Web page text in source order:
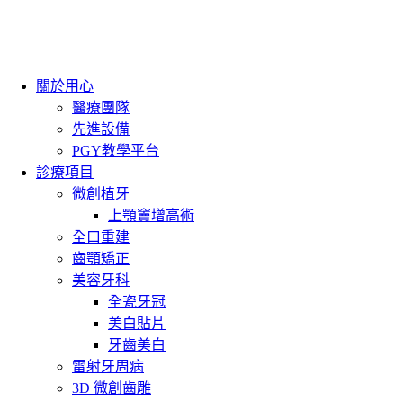
關於用心
醫療團隊
先進設備
PGY教學平台
診療項目
微創植牙
上顎竇增高術
全口重建
齒顎矯正
美容牙科
全瓷牙冠
美白貼片
牙齒美白
雷射牙周病
3D 微創齒雕